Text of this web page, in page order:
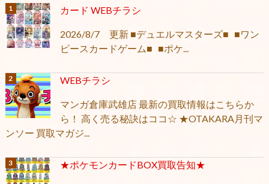
カード WEBチラシ
2026/8/7 更新 ■デュエルマスターズ■ ■ワン
ピースカードゲーム■ ■ポケ...
WEBチラシ
マンガ倉庫武雄店 最新の買取情報はこちらか
ら！ 高く売る秘訣はココ☆ ★OTAKARA月刊マ
ンソー 買取マガジ...
★ポケモンカードBOX買取告知★